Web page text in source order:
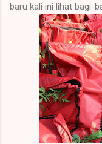
baru kali ini lihat bagi-